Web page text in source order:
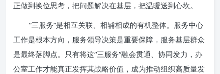
正做到换位思考，把问题解决在基层，把温暖送到心坎。
“三服务”是相互关联、相辅相成的有机整体。服务中心
工作是根本方向，服务领导决策是重要保障，服务基层群众
是最终落脚点。只有将这“三服务”融会贯通、协同发力，办
公室工作才能真正发挥其战略价值，成为推动组织高质量发